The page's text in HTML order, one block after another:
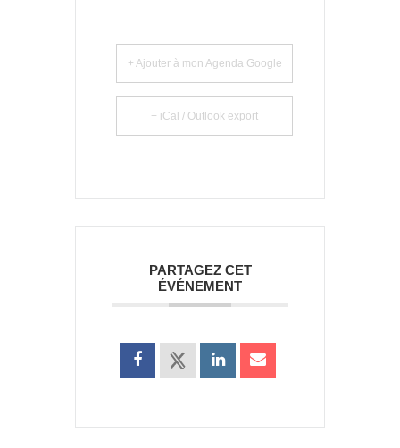
+ Ajouter à mon Agenda Google
+ iCal / Outlook export
PARTAGEZ CET
ÉVÉNEMENT